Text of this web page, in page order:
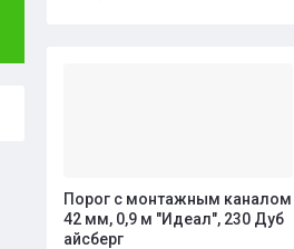
Порог с монтажным каналом
42 мм, 0,9 м "Идеал", 230 Дуб
айсберг